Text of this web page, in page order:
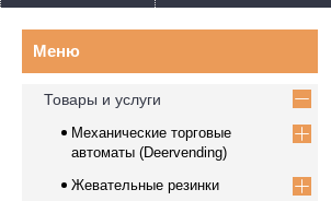
Товары и услуги
Механические торговые
автоматы (Deervending)
Жевательные резинки